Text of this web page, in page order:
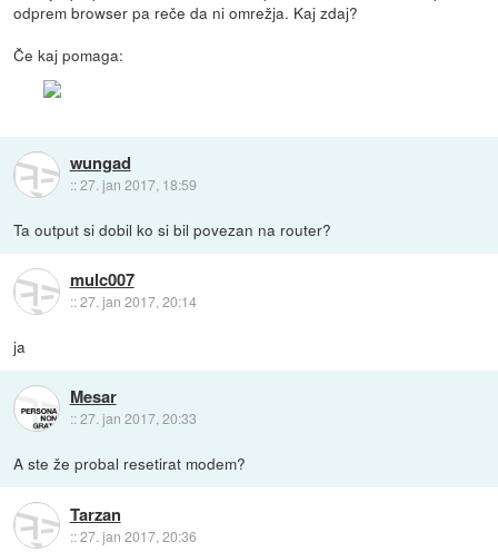
odprem browser pa reče da ni omrežja. Kaj zdaj?
Če kaj pomaga:
wungad
::27. jan 2017, 18:59
Ta output si dobil ko si bil povezan na router?
mulc007
::27. jan 2017, 20:14
ja
Mesar
::27. jan 2017, 20:33
A ste že probal resetirat modem?
Tarzan
::27. jan 2017, 20:36